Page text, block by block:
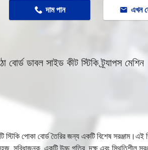
দাম পান এখন
ডাবল সাইড কীট স্টিকি ট্র্যাপস মেশিন
স্টিকি পোকা বোর্ড তৈরির জন্য একটি বিশেষ